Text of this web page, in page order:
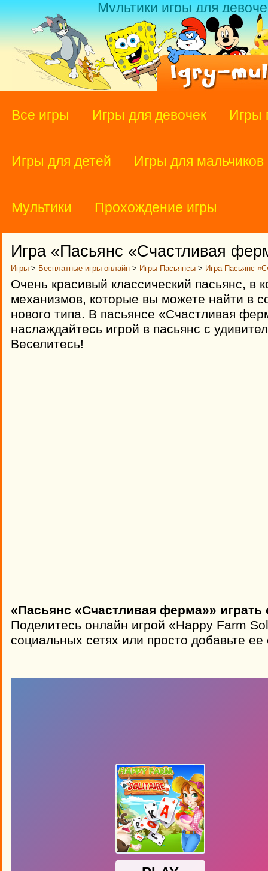
Мультики игры для
Все игры Игры для девочек Игры
Игры для детей Игры для мальчиков
Мультики Прохождение игры
Игра «Пасьянс «Счастливая
Игры > Бесплатные игры онлайн > Игры Пасьянсы > Игра Пасьянс
Очень красивый классический пасьянс, в
механизмов, которые вы можете найти в
нового типа. В пасьянсе «Счастливая
наслаждайтесь игрой в пасьянс с
Веселитесь!
«Пасьянс «Счастливая ферма»» играть
Поделитесь онлайн игрой «Happy Farm
социальных сетях или просто добавьте ее